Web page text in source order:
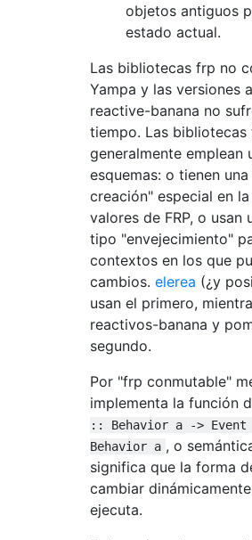
objetos antiguos
estado actual.
Las bibliotecas frp no
Yampa y las versiones
reactive-banana no
tiempo. Las
generalmente emplean
esquemas: o tienen
creación" especial en
valores de FRP, o usan
tipo "envejecimiento"
contextos en los que
cambios. elerea (¿y
usan el primero,
reactivos-banana y
segundo.
Por "frp conmutable"
implementa la función
:: Behavior a ->
Behavior a , o
significa que la forma
cambiar
ejecuta.